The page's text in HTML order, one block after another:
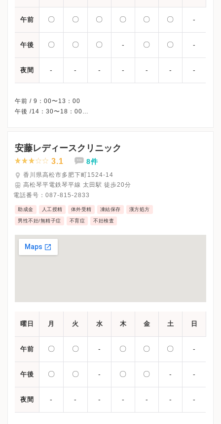
午前 〇 〇 〇 〇 〇 〇 -
午後 〇 〇 〇 - 〇 〇 -
夜間 - - - - - - -
午前 / 9：00〜13：00
午後 /14：30〜18：00
安藤レディースクリニック
3.1 8件
香川県高松市多肥下町1524-14
高松琴平電鉄琴平線 太田駅 徒歩20分
電話番号： 087-815-2833
助成金 人工授精 体外受精 凍結保存 漢方処方
男性不妊/無精子症 不育症 不妊検査
曜日 月 火 水 木 金 土 日
午前 〇 〇 - 〇 〇 〇 -
午後 〇 〇 - 〇 〇 - -
夜間 - - - - - - -